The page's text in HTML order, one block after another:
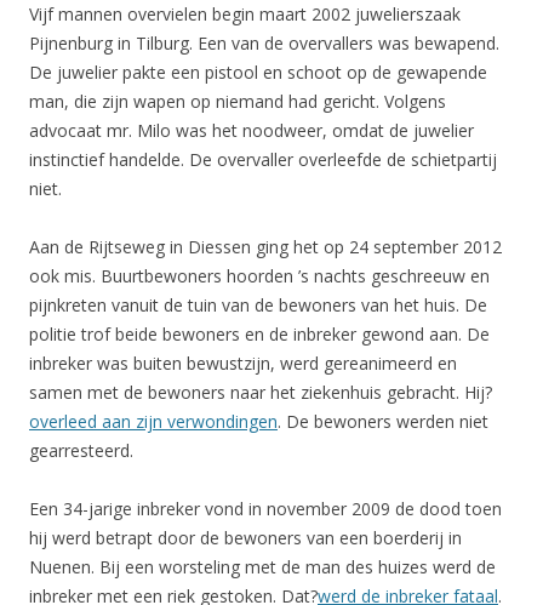
Vijf mannen overvielen begin maart 2002 juwelierszaak
Pijnenburg in Tilburg. Een van de overvallers was bewapend.
De juwelier pakte een pistool en schoot op de gewapende
man, die zijn wapen op niemand had gericht. Volgens
advocaat mr. Milo was het noodweer, omdat de juwelier
instinctief handelde. De overvaller overleefde de schietpartij
niet.
Aan de Rijtseweg in Diessen ging het op 24 september 2012
ook mis. Buurtbewoners hoorden ’s nachts geschreeuw en
pijnkreten vanuit de tuin van de bewoners van het huis. De
politie trof beide bewoners en de inbreker gewond aan. De
inbreker was buiten bewustzijn, werd gereanimeerd en
samen met de bewoners naar het ziekenhuis gebracht. Hij?
overleed aan zijn verwondingen. De bewoners werden niet
gearresteerd.
Een 34-jarige inbreker vond in november 2009 de dood toen
hij werd betrapt door de bewoners van een boerderij in
Nuenen. Bij een worsteling met de man des huizes werd de
inbreker met een riek gestoken. Dat?werd de inbreker fataal.